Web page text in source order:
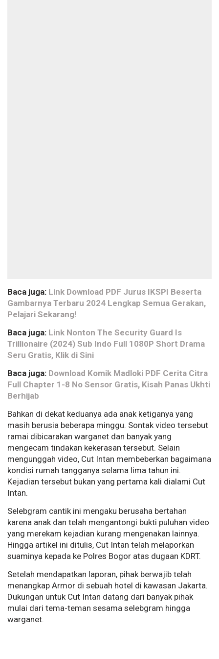
Baca juga: Link Download PDF Jurus IKSPI Beserta
Gambarnya Terbaru 2024 Lengkap Semua Gerakan,
Pelajari Sekarang!
Baca juga: Link Nonton The Security Guard Is
Trillionaire (2024) Sub Indo Full 1080P Short Drama
Seru Gratis, Klik di Sini
Baca juga: Download Komik Madloki PDF Cerita Citra
Full Chapter 1-8 No Sensor Gratis, Kisah Panas Ukhti
Berhijab
Bahkan di dekat keduanya ada anak ketiganya yang
masih berusia beberapa minggu. Sontak video tersebut
ramai dibicarakan warganet dan banyak yang
mengecam tindakan kekerasan tersebut. Selain
mengunggah video, Cut Intan membeberkan bagaimana
kondisi rumah tangganya selama lima tahun ini.
Kejadian tersebut bukan yang pertama kali dialami Cut
Intan.
Selebgram cantik ini mengaku berusaha bertahan
karena anak dan telah mengantongi bukti puluhan video
yang merekam kejadian kurang mengenakan lainnya.
Hingga artikel ini ditulis, Cut Intan telah melaporkan
suaminya kepada ke Polres Bogor atas dugaan KDRT.
Setelah mendapatkan laporan, pihak berwajib telah
menangkap Armor di sebuah hotel di kawasan Jakarta.
Dukungan untuk Cut Intan datang dari banyak pihak
mulai dari tema-teman sesama selebgram hingga
warganet.